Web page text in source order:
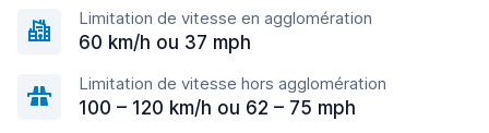
Limitation de vitesse en agglomération
60 km/h ou 37 mph
Limitation de vitesse hors agglomération
100 – 120 km/h ou 62 – 75 mph